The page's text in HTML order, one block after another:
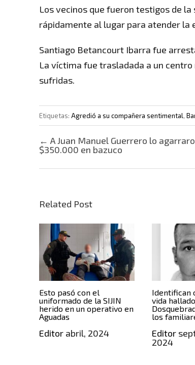
Los vecinos que fueron testigos de
rápidamente al lugar para atender la
Santiago Betancourt Ibarra fue
La víctima fue trasladada a un
sufridas.
Etiquetas: Agredió a su compañera sentimental,
Post navigation
← A Juan Manuel Guerrero lo
$350.000 en bazuco
Related Post
Esto pasó con el
uniformado de la SIJIN
herido en un operativo en
Aguadas
Editor abril, 2024
Identifican
vida
los
Editor
2024